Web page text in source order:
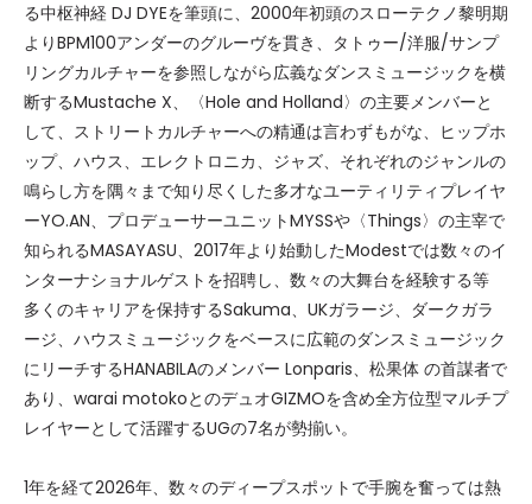
る中枢神経 DJ DYEを筆頭に、2000年初頭のスローテクノ黎明期
よりBPM100アンダーのグルーヴを貫き、タトゥー/洋服/サンプ
リングカルチャーを参照しながら広義なダンスミュージックを横
断するMustache X、〈Hole and Holland〉の主要メンバーと
して、ストリートカルチャーへの精通は言わずもがな、ヒップホ
ップ、ハウス、エレクトロニカ、ジャズ、それぞれのジャンルの
鳴らし方を隅々まで知り尽くした多才なユーティリティプレイヤ
ーYO.AN、プロデューサーユニットMYSSや〈Things〉の主宰で
知られるMASAYASU、2017年より始動したModestでは数々のイ
ンターナショナルゲストを招聘し、数々の大舞台を経験する等
多くのキャリアを保持するSakuma、UKガラージ、ダークガラ
ージ、ハウスミュージックをベースに広範のダンスミュージック
にリーチするHANABILAのメンバー Lonparis、松果体 の首謀者で
あり、warai motokoとのデュオGIZMOを含め全方位型マルチプ
レイヤーとして活躍するUGの7名が勢揃い。
1年を経て2026年、数々のディープスポットで手腕を奮っては熱